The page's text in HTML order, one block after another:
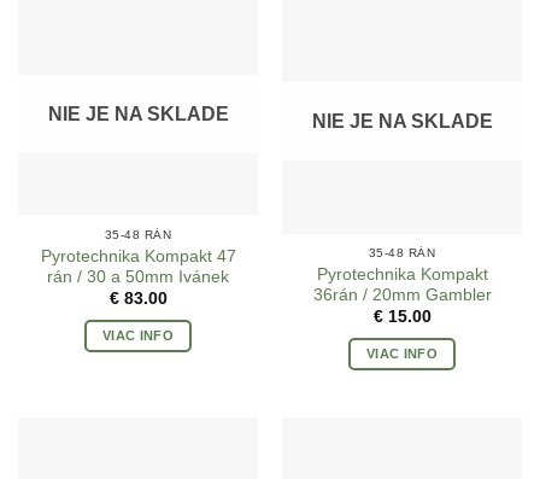
NIE JE NA SKLADE
35-48 RÁN
Pyrotechnika Kompakt 47
rán / 30 a 50mm Ivánek
€83.00
VIAC INFO
NIE JE NA SKLADE
35-48 RÁN
Pyrotechnika Kompakt
36rán / 20mm Gambler
€15.00
VIAC INFO